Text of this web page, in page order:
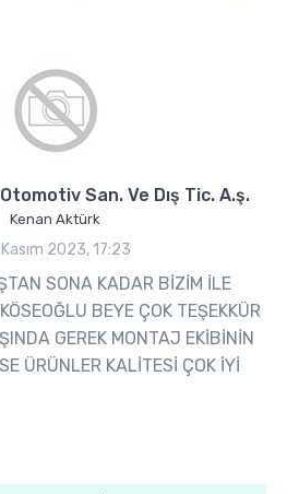
San. Ve Dış Tic. A.ş.
Kenan Aktürk
2023, 17:23
SONA KADAR BİZİM İLE
BEYE ÇOK TEŞEKKÜR
GEREK MONTAJ EKİBİNİN
ÜRÜNLER KALİTESİ ÇOK İYİ